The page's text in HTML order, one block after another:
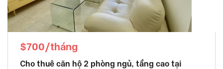
$700/tháng
Cho thuê căn hộ 2 phòng ngủ, tầng cao tại